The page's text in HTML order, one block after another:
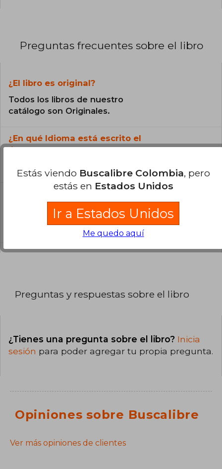
Preguntas frecuentes sobre el libro
¿El libro es original?
Todos los libros de nuestro
catálogo son Originales.
¿En qué Idioma está escrito el
libro?
La encuadernación de esta edición es Tapa
Preguntas y respuestas sobre el libro
¿Tienes una pregunta sobre el libro? Inicia
sesión para poder agregar tu propia pregunta.
Opiniones sobre Buscalibre
Ver más opiniones de clientes
Estás viendo Buscalibre Colombia, pero
estás en Estados Unidos
Ir a Estados Unidos
Me quedo aquí